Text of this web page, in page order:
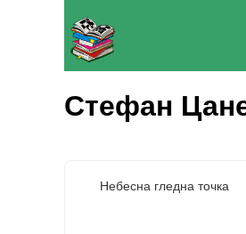
Стефан
Небесна гледна точка